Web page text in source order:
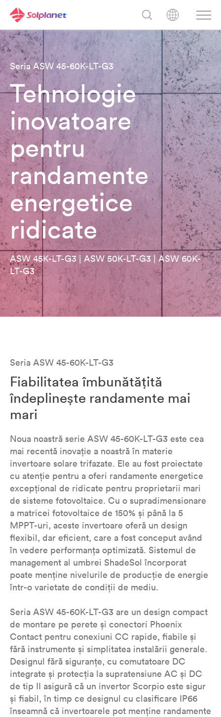
Seria ASW 45-60K-LT-G3
Tehnologie
inovatoare
pentru
randamente
energetice
ridicate
ASW 45K-LT-G3 | ASW 50K-LT-G3 | ASW 60K-
LT-G3
Seria ASW 45-60K-LT-G3
Fiabilitatea îmbunătățită
îndeplinește randamente mai
mari
Noua noastră serie ASW 45-60K-LT-G3 este cea
mai recentă inovație a noastră în materie
invertoare solare trifazate. Ele au fost proiectate
cu atenție pentru a oferi randamente energetice
excepțional de ridicate pentru proprietarii mari
de sisteme fotovoltaice. Cu o supradimensionare
a matricei fotovoltaice de 150% și până la 5
MPPT-uri, aceste invertoare oferă un design
flexibil, dar eficient, care a fost conceput având
în vedere performanța optimizată. Sistemul de
management al umbrei ShadeSol încorporat
poate menține nivelurile de producție de energie
într-o varietate de condiții de mediu.
Seria ASW 45-60K-LT-G3 are un design compact
de montare pe perete și conectori Phoenix
Contact pentru conexiuni CC rapide, fiabile și
fără instrumente și simplitatea instalării generale.
Designul fără siguranțe, cu comutatoare DC
integrate și protecția la supratensiune AC și DC
de tip II asigură că un invertor Scorpio este sigur
și fiabil, în timp ce designul cu clasificare IP66
înseamnă că invertoarele pot menține randamente